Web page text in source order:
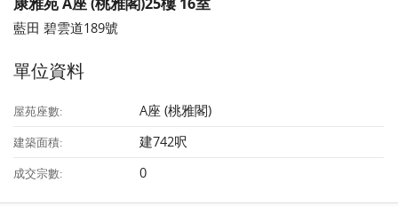
藍田 碧雲道189號
單位資料
屋苑座數: A座 (桃雅閣)
建築面積: 建742呎
成交宗數: 0